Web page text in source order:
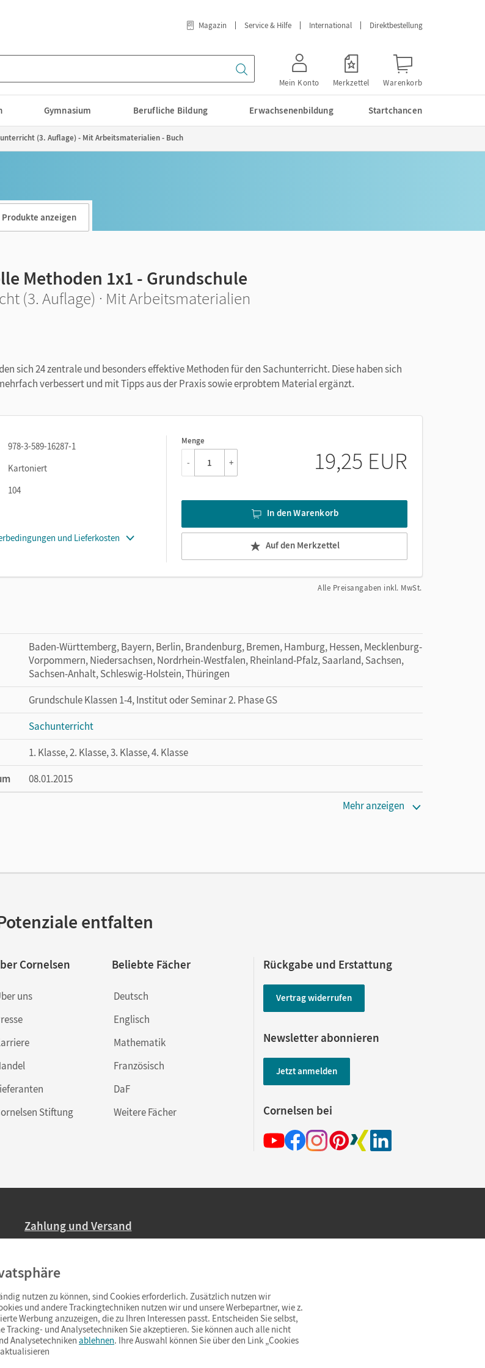
Magazin Service & Hilfe International Direktbestellung
Mein Konto Merkzettel Warenkorb
Gymnasium Berufliche Bildung Erwachsenenbildung Startchancen
(3. Auflage) - Mit Arbeitsmaterialien - Buch
anzeigen
Methoden 1x1 - Grundschule
(3. Auflage) · Mit Arbeitsmaterialien
sich 24 zentrale und besonders effektive Methoden für den Sachunterricht. Diese haben sich
verbessert und mit Tipps aus der Praxis sowie erprobtem Material ergänzt.
978-3-589-16287-1
Kartoniert
104
und Lieferkosten
Menge
1
- + 19,25 EUR
In den Warenkorb
Auf den Merkzettel
Alle Preisangaben inkl. MwSt.
Baden-Württemberg, Bayern, Berlin, Brandenburg, Bremen, Hamburg, Hessen, Mecklenburg-
Vorpommern, Niedersachsen, Nordrhein-Westfalen, Rheinland-Pfalz, Saarland, Sachsen,
Sachsen-Anhalt, Schleswig-Holstein, Thüringen
Grundschule Klassen 1-4, Institut oder Seminar 2. Phase GS
Sachunterricht
1. Klasse, 2. Klasse, 3. Klasse, 4. Klasse
08.01.2015
Mehr anzeigen
entfalten
Cornelsen
uns
Stiftung
Beliebte Fächer
Deutsch
Englisch
Mathematik
Französisch
DaF
Weitere Fächer
Rückgabe und Erstattung
Vertrag widerrufen
Newsletter abonnieren
Jetzt anmelden
Cornelsen bei
Zahlung und Versand
Ab 59,– EUR Bestellwert liefern wir versandkostenfrei innerhalb Deutschlands
(Lieferung in 3–6 Tagen).
nutzen zu können, sind Cookies erforderlich. Zusätzlich nutzen wir
und andere Trackingtechniken nutzen wir und unsere Werbepartner, wie z.
Werbung anzuzeigen, die zu Ihren Interessen passt. Entscheiden Sie selbst,
Tracking- und Analysetechniken Sie akzeptieren. Sie können auch alle nicht
Analysetechniken ablehnen. Ihre Auswahl können Sie über den Link „Cookies